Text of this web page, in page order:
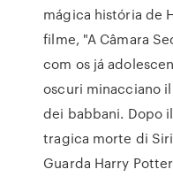
mágica história de
filme, "A Câmara
com os já
oscuri minacciano
dei babbani. Dopo
tragica morte di
Guarda Harry